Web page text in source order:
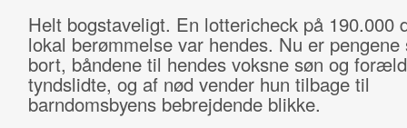
Helt bogstaveligt. En lottericheck på 190.000
lokal berømmelse var hendes. Nu er pengene
bort, båndene til hendes voksne søn og
tyndslidte, og af nød vender hun tilbage til
barndomsbyens bebrejdende blikke.